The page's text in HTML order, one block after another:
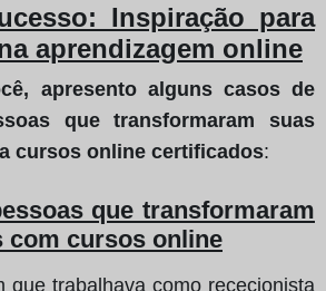
Inspiração para
aprendizagem online
apresento alguns casos de
que transformaram suas
cursos online certificados:
que transformaram
com cursos online
que trabalhava como rececionista